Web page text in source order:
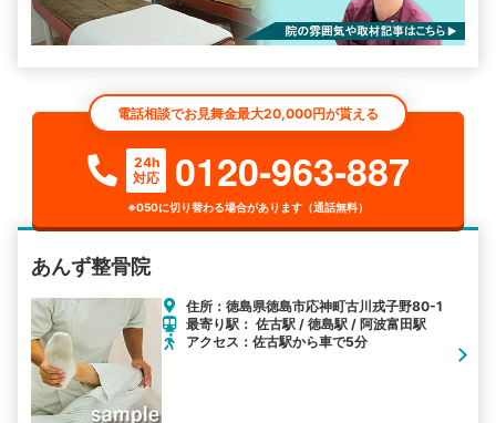
電話相談でお見舞金最大20,000円が貰える
24h
対応
0120-963-887
※050に切り替わる場合があります（通話無料）
あんず整骨院
住所：徳島県徳島市応神町古川戎子野80-1
最寄り駅： 佐古駅 / 徳島駅 / 阿波富田駅
アクセス：佐古駅から車で5分